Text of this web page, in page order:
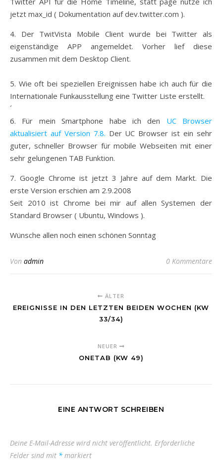
jetzt max_id ( Dokumentation auf dev.twitter.com ).
4. Der TwitVista Mobile Client wurde bei Twitter als
eigenständige APP angemeldet. Vorher lief diese
zusammen mit dem Desktop Client.
5. Wie oft bei speziellen Ereignissen habe ich auch für die
Internationale Funkausstellung eine Twitter Liste erstellt.
´
6. Für mein Smartphone habe ich den UC Browser
aktualisiert auf Version 7.8. Der UC Browser ist ein sehr
guter, schneller Browser für mobile Webseiten mit einer
sehr gelungenen TAB Funktion.
7. Google Chrome ist jetzt 3 Jahre auf dem Markt. Die
erste Version erschien am 2.9.2008
Seit 2010 ist Chrome bei mir auf allen Systemen der
Standard Browser ( Ubuntu, Windows ).
Wünsche allen noch einen schönen Sonntag
Von admin 0 Kommentare
ÄLTER
EREIGNISSE IN DEN LETZTEN BEIDEN WOCHEN (KW
33/34)
NEUER
ONETAB (KW 49)
EINE ANTWORT SCHREIBEN
Deine E-Mail-Adresse wird nicht veröffentlicht. Erforderliche
Felder sind mit * markiert